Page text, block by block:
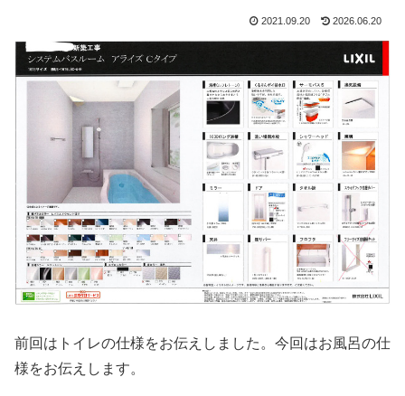
2021.09.20 2026.06.20
前回はトイレの仕様をお伝えしました。今回はお風呂の仕
様をお伝えします。